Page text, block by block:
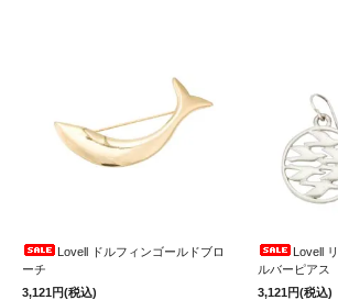
Lovell ドルフィンゴールドブロ
ーチ
3,121円(税込)
Lovell
ルバーピアス
3,121円(税込)